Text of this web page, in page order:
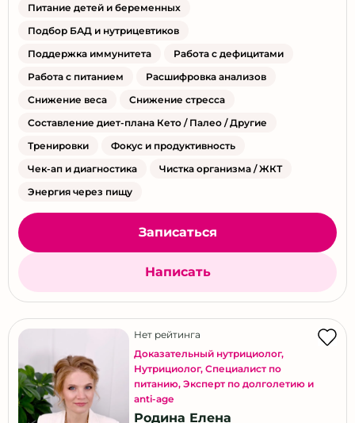
Питание детей и беременных
Подбор БАД и нутрицевтиков
Поддержка иммунитета
Работа с дефицитами
Работа с питанием
Расшифровка анализов
Снижение веса
Снижение стресса
Составление диет-плана Кето / Палео / Другие
Тренировки
Фокус и продуктивность
Чек-ап и диагностика
Чистка организма / ЖКТ
Энергия через пищу
Записаться
Написать
Нет рейтинга
Доказательный нутрициолог,
Нутрициолог, Специалист по
питанию, Эксперт по долголетию и
anti-age
Родина Елена